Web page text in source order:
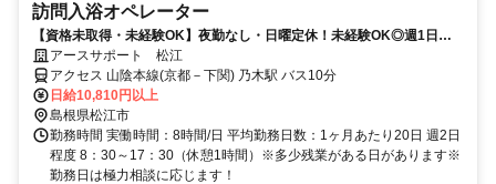
訪問入浴オペレーター
【資格未取得・未経験OK】夜勤なし・日曜定休！未経験OK◎週1日～
勤務OK☆
アースサポート 松江
アクセス 山陰本線(京都－下関) 乃木駅 バス10分
日給10,810円以上
島根県松江市
勤務時間 実働時間：8時間/日 平均勤務日数：1ヶ月あたり20日 週2日
程度 8：30～17：30（休憩1時間）※多少残業がある日があります※
勤務日は極力相談に応じます！